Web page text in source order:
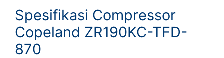
Spesifikasi Compressor
Copeland ZR190KC-TFD-
870